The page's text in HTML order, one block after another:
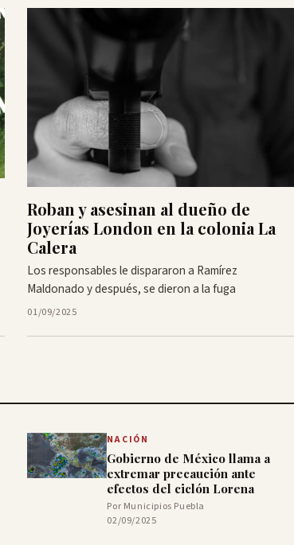
Roban y asesinan al dueño de
Joyerías London en la colonia La
Calera
Los responsables le dispararon a Ramírez
Maldonado y después, se dieron a la fuga
01/09/2025
NACIÓN
Gobierno de México llama a
extremar precaución ante
efectos del ciclón Lorena
Por Municipios Puebla
02/09/2025